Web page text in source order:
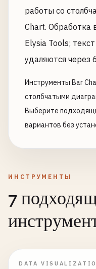
работы со
Chart. Обработка
Elysia Tools;
удаляются через
Инструменты Bar
столбчатыми
Выберите
вариантов без
ИНСТРУМЕНТЫ
7
DATA